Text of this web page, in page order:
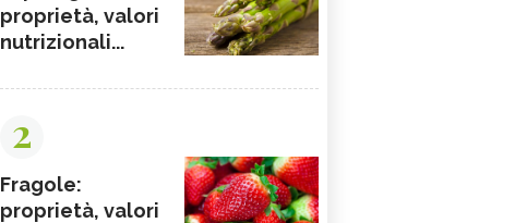
proprietà, valori
nutrizionali...
2
Fragole:
proprietà, valori